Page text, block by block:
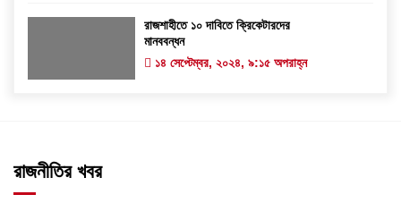
রাজশাহীতে ১০ দাবিতে ক্রিকেটারদের
মানববন্ধন
১৪ সেপ্টেম্বর, ২০২৪, ৯:১৫ অপরাহ্ন
রাজনীতির খবর